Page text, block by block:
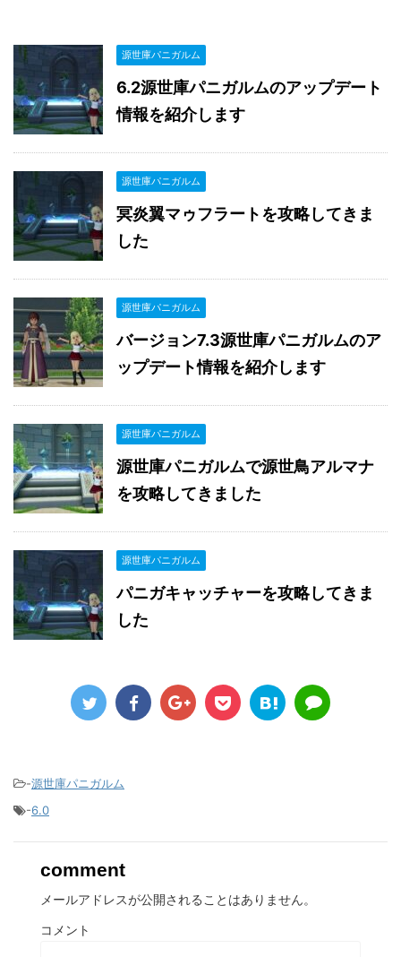
源世庫パニガルム
6.2源世庫パニガルムのアップデート
情報を紹介します
源世庫パニガルム
冥炎翼マゥフラートを攻略してきま
した
源世庫パニガルム
バージョン7.3源世庫パニガルムのア
ップデート情報を紹介します
源世庫パニガルム
源世庫パニガルムで源世鳥アルマナ
を攻略してきました
源世庫パニガルム
パニガキャッチャーを攻略してきま
した
-源世庫パニガルム
-6.0
comment
メールアドレスが公開されることはありません。
コメント